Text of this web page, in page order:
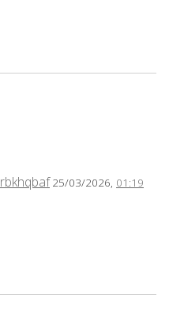
rbkhqbaf 25/03/2026, 01:19